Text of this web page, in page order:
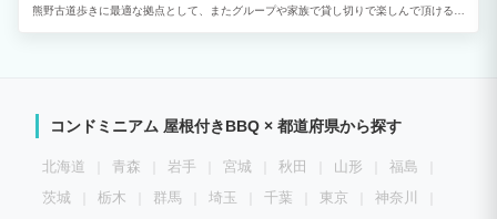
熊野古道歩きに最適な拠点として、またグループや家族で貸し切りで楽しんで頂ける宿
コンドミニアム 屋根付きBBQ × 都道府県から探す
北海道 青森 岩手 宮城 秋田 山形
福島
茨城
栃木 群馬 埼玉 千葉 東京
神奈川